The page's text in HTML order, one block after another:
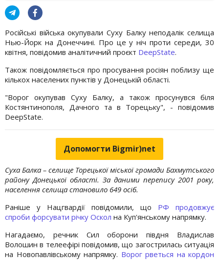
Російські війська окупували Суху Балку неподалік селища
Нью-Йорк на Донеччині. Про це у ніч проти середи, 30
квітня, повідомив аналітичний проєкт DeepState.
Також повідомляється про просування росіян поблизу ще
кількох населених пунктів у Донецькій області.
"Ворог окупував Суху Балку, а також просунувся біля
Костянтинополя, Дачного та в Торецьку", - повідомив
DeepState.
Допомогти Bigmir)net
Суха Балка – селище Торецької міської громади Бахмутського
району Донецької області. За даними перепису 2001 року,
населення селища становило 649 осіб.
Раніше у Нацгвардії повідомили, що РФ продовжує
спроби форсувати річку Оскол на Куп'янському напрямку.
Нагадаємо, речник Сил оборони півдня Владислав
Волошин в телеефірі повідомив, що загострилась ситуація
на Новопавлівському напрямку. Ворог рветься на кордон